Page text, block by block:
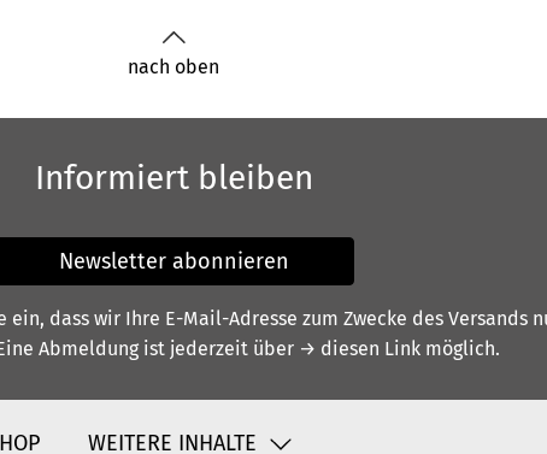
nach oben
Informiert bleiben
Newsletter abonnieren
dass wir Ihre E-Mail-Adresse zum Zwecke des Versands
Abmeldung ist jederzeit über → diesen Link möglich.
WEITERE INHALTE